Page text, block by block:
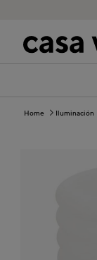
Home Iluminación